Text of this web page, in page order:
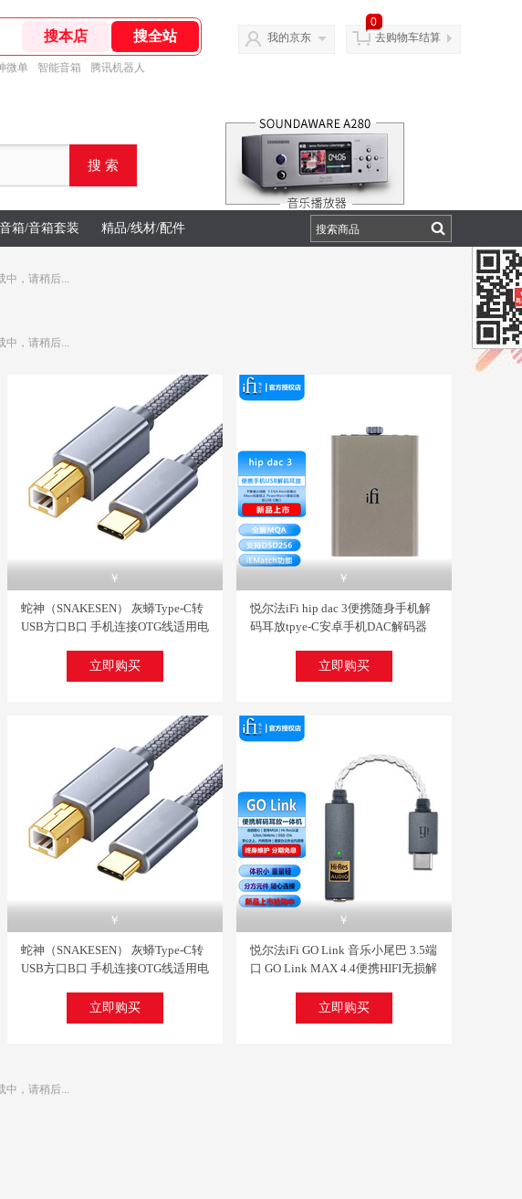
微单 智能音箱 腾讯机器人
我的京东
0
去购物车结算
搜 索
音箱/音箱套装 精品/线材/配件
度高旗下新品美思柯 MP100 音乐播放器
放解码usb dac有源音箱 可换运放 X8银色 XVIII周年纪念版
娜功放蓝牙数字功放USB电脑DAC解码hifi发烧功放扩音机 樱桃红 CS4398解码
中，请稍后...
中，请稍后...
￥
蛇神（SNAKESEN） 灰蟒Type-C转
USB方口B口 手机连接OTG线适用电
立即购买
人已评价
￥
悦尔法iFi hip dac 3便携随身手机解
码耳放tpye-C安卓手机DAC解码器
hip dac 3便携解码耳放
立即购买
人已评价
￥
蛇神（SNAKESEN） 灰蟒Type-C转
USB方口B口 手机连接OTG线适用电
立即购买
￥
悦尔法iFi GO Link 音乐小尾巴 3.5端
口 GO Link MAX 4.4便携HIFI无损解
Link【3.5单端】 小尾巴Type-C接口
立即购买
中，请稍后...